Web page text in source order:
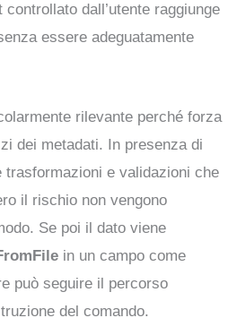
dall’utente raggiunge
essere adeguatamente
rilevante perché forza
dei metadati. In presenza di
trasformazioni e validazioni che
il rischio non vengono
Se poi il dato viene
in un campo come
può seguire il percorso
del comando.